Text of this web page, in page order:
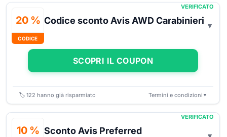
20 %
CODICE
VERIFICATO
Codice sconto Avis AWD Carabinieri
SCOPRI IL COUPON
🏷️ 122 hanno già risparmiato Termini e condizioni ▼
10 %
VERIFICATO
Sconto Avis Preferred